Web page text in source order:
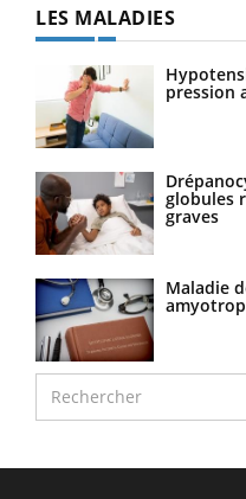
LES MALADIES
pression
globules
graves
Maladie